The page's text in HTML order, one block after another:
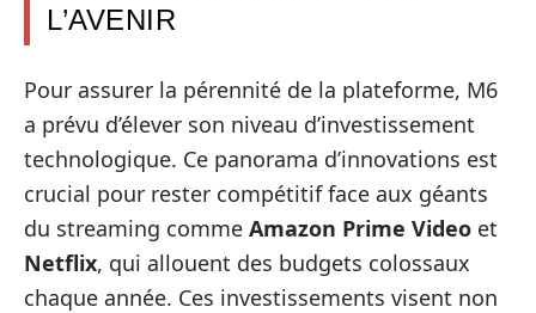
L’AVENIR
Pour assurer la pérennité de la plateforme, M6
a prévu d’élever son niveau d’investissement
technologique. Ce panorama d’innovations est
crucial pour rester compétitif face aux géants
du streaming comme Amazon Prime Video et
Netflix, qui allouent des budgets colossaux
chaque année. Ces investissements visent non